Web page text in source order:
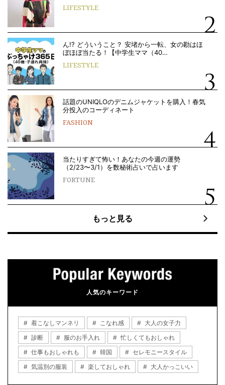
LIFESTYLE
ん!? どういうこと？ 安堵から一転、女の勘はほ
ぼほぼ当たる！【中学生ママ（40…
LIFESTYLE
話題のUNIQLOのデニムジャケットを購入！春気
分投入のコーディネート
FASHION
当たりすぎて怖い！あなたの今週の運勢
（2/23〜3/1）を数秘術占いで占います
FORTUNE
もっと見る
人気のキーワード
着こなしマンネリ こなれ感
大人の女子力
診断
服のお手入れ
忙しくてもおしゃれ
仕事もおしゃれも
韓国
セレモニースタイル
気温別の服装
楽しておしゃれ 大人かっこいい